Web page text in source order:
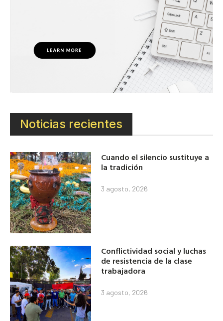
Noticias recientes
Cuando el silencio sustituye a
la tradición
3 agosto, 2026
Conflictividad social y luchas
de resistencia de la clase
trabajadora
3 agosto, 2026